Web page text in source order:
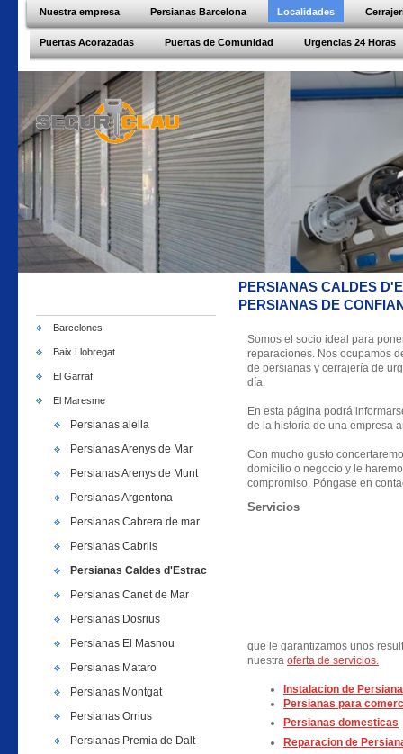
Nuestra empresa Persianas Barcelona Localidades
Puertas Acorazadas Puertas de Comunidad Urgencias 24 Horas
Barcelones
Baix Llobregat
El Garraf
El Maresme
Persianas alella
Persianas Arenys de Mar
Persianas Arenys de Munt
Persianas Argentona
Persianas Cabrera de mar
Persianas Cabrils
Persianas Caldes d'Estrac
Persianas Canet de Mar
Persianas Dosrius
Persianas El Masnou
Persianas Mataro
Persianas Montgat
Persianas Orrius
Persianas Premia de Dalt
PERSIANAS CALDES
PERSIANAS DE
Somos el socio ideal para
reparaciones. Nos ocupamos
de persianas y cerrajería de
día.
En esta página podrá
de la historia de una empresa
Con mucho gusto
domicilio o negocio y le
compromiso. Póngase en
Servicios
que le garantizamos unos
nuestra oferta de servicios.
Instalacion de Persiana
Persianas para
Persianas domesticas
Reparacion de